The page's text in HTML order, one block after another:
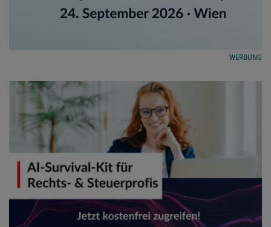
WERBUNG